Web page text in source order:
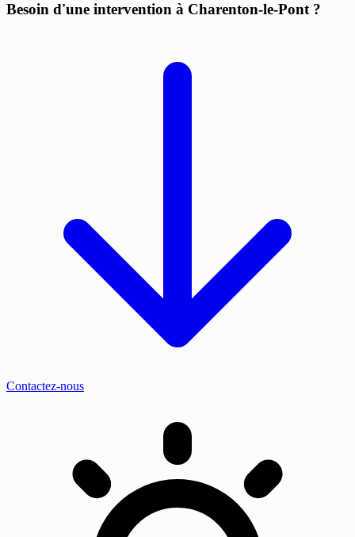
Besoin d'une intervention à Charenton-le-Pont ?
Contactez-nous